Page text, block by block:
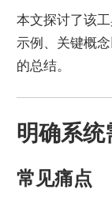
本文探讨了该
示例、关键概
的总结。
明确系
常见痛点